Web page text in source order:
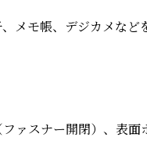
メモ帳、デジカメな
ァスナー開閉）、表